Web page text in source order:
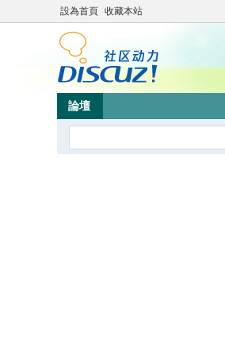
設為首頁 收藏本站
論壇